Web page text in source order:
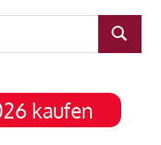
SUCHEN
kaufen